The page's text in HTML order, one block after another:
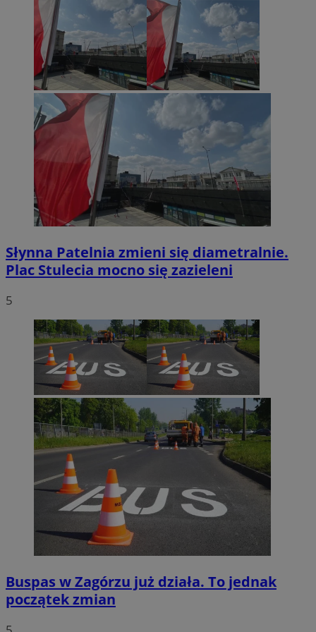
Słynna Patelnia zmieni się diametralnie.
Plac Stulecia mocno się zazieleni
5
Buspas w Zagórzu już działa. To jednak
początek zmian
.rfihub.com
VISITOR_PRIVACY_METADATA
YouTube
.youtube.com
CookieScriptConsent
CookieScript
sosnowiecki.pl
4 tygodnie 2
Google Privacy Policy